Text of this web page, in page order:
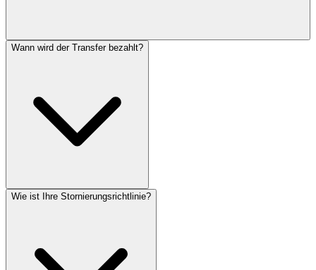
Wann wird der Transfer bezahlt?
Wie ist Ihre Stornierungsrichtlinie?